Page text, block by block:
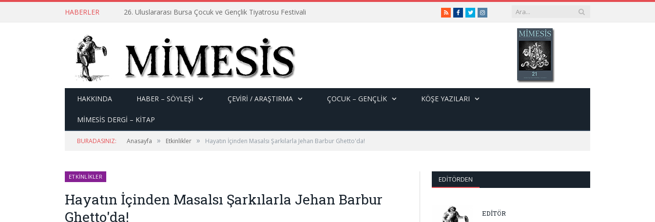
HABERLER 26. Uluslararası Bursa Çocuk ve Gençlik Tiyatrosu Festivali RSSFacebook
TwitterInstagram
HAKKINDA HABER – SÖYLEŞI ÇEVİRİ / ARAŞTIRMA ÇOCUK – GENÇLIK KÖŞE YAZILARI
MİMESİS DERGİ – KİTAP
BURADASINIZ: Anasayfa » Etkinlikler » Hayatın İçinden Masalsı Şarkılarla Jehan Barbur Ghetto'da!
ETKINLIKLER
Hayatın İçinden Masalsı Şarkılarla Jehan Barbur
Ghetto'da!
EDITÖRDEN
EDİTÖR